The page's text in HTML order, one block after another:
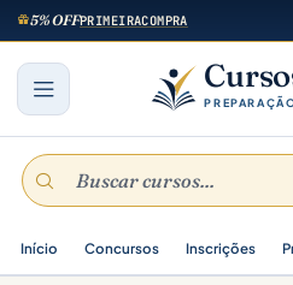
5% OFFPRIMEIRACOMPRA
Início Concursos Inscrições